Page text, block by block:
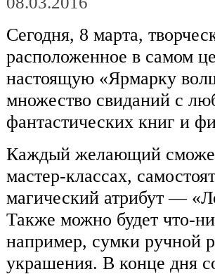
Сегодня, 8 марта,
расположенное в самом
настоящую «Ярмарку
множество свиданий с
фантастических книг и
Каждый желающий
мастер-классах,
магический атрибут —
Также можно будет что-
например, сумки ручной
украшения. В конце дня